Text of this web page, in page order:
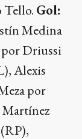
Tello. Gol:
Medina
por Driussi
Alexis
por
Martínez